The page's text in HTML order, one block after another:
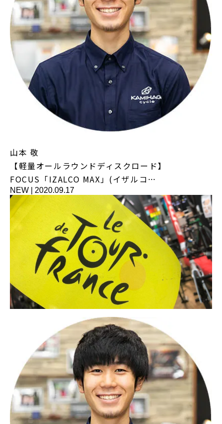
山本 敬
【軽量オールラウンドディスクロード】
FOCUS「IZALCO MAX」(イザルコ…
NEW 2020.09.17